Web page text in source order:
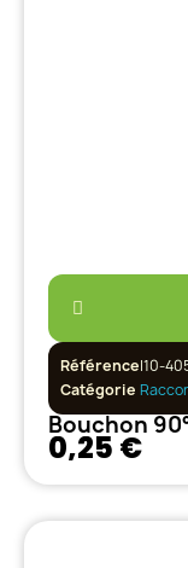
RéférenceI10-
Catégorie
Bouchon
0,25 €